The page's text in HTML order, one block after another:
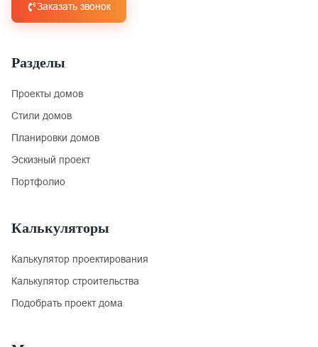
Заказать звонок
Разделы
Проекты домов
Стили домов
Планировки домов
Эскизный проект
Портфолио
Калькуляторы
Калькулятор проектирования
Калькулятор строительства
Подобрать проект дома